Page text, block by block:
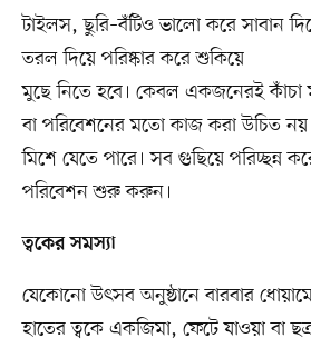
টাইলস, ছুরি–বঁটিও ভালো করে সাবান
তরল দিয়ে পরিষ্কার করে শুকিয়ে
মুছে নিতে হবে। কেবল একজনেরই কাঁচা
বা পরিবেশনের মতো কাজ করা উচিত
মিশে যেতে পারে। সব গুছিয়ে পরিচ্ছন্ন
পরিবেশন শুরু করুন।
ত্বকের সমস্যা
যেকোনো উৎসব অনুষ্ঠানে বারবার
হাতের ত্বকে একজিমা, ফেটে যাওয়া বা